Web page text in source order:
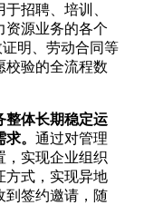
招聘、培训、
资源业务的各个
明、劳动合同等
校验的全流程数
整体长期稳定运
。 通过对管理
，实现企业组织
方式，实现异地
到签约邀请，随